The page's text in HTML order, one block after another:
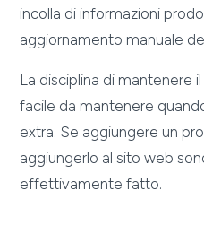
incolla di informazioni
aggiornamento manuale
La disciplina di mantenere
facile da mantenere
extra. Se aggiungere un
aggiungerlo al sito web
effettivamente fatto.